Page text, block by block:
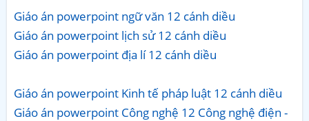
Giáo án powerpoint ngữ văn 12 cánh diều
Giáo án powerpoint lịch sử 12 cánh diều
Giáo án powerpoint địa lí 12 cánh diều
Giáo án powerpoint Kinh tế pháp luật 12 cánh diều
Giáo án powerpoint Công nghệ 12 Công nghệ điện -